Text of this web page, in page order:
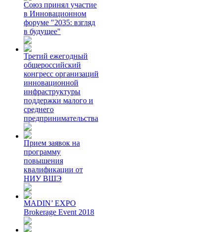
Союз принял участие
в Инновационном
форуме "2035: взгляд
в будущее"
Третий ежегодный
общероссийский
конгресс организаций
инновационной
инфраструктуры
поддержки малого и
среднего
предпринимательства
Прием заявок на
программу
повышения
квалификации от
НИУ ВШЭ
MADIN’ EXPO
Brokerage Event 2018